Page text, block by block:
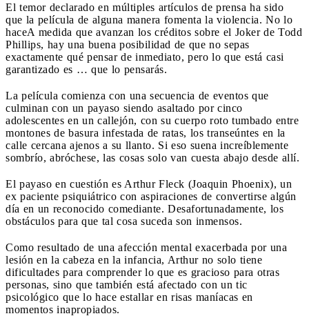
El temor declarado en múltiples artículos de prensa ha sido
que la película de alguna manera fomenta la violencia. No lo
haceA medida que avanzan los créditos sobre el Joker de Todd
Phillips, hay una buena posibilidad de que no sepas
exactamente qué pensar de inmediato, pero lo que está casi
garantizado es … que lo pensarás.
La película comienza con una secuencia de eventos que
culminan con un payaso siendo asaltado por cinco
adolescentes en un callejón, con su cuerpo roto tumbado entre
montones de basura infestada de ratas, los transeúntes en la
calle cercana ajenos a su llanto. Si eso suena increíblemente
sombrío, abróchese, las cosas solo van cuesta abajo desde allí.
El payaso en cuestión es Arthur Fleck (Joaquin Phoenix), un
ex paciente psiquiátrico con aspiraciones de convertirse algún
día en un reconocido comediante. Desafortunadamente, los
obstáculos para que tal cosa suceda son inmensos.
Como resultado de una afección mental exacerbada por una
lesión en la cabeza en la infancia, Arthur no solo tiene
dificultades para comprender lo que es gracioso para otras
personas, sino que también está afectado con un tic
psicológico que lo hace estallar en risas maníacas en
momentos inapropiados.